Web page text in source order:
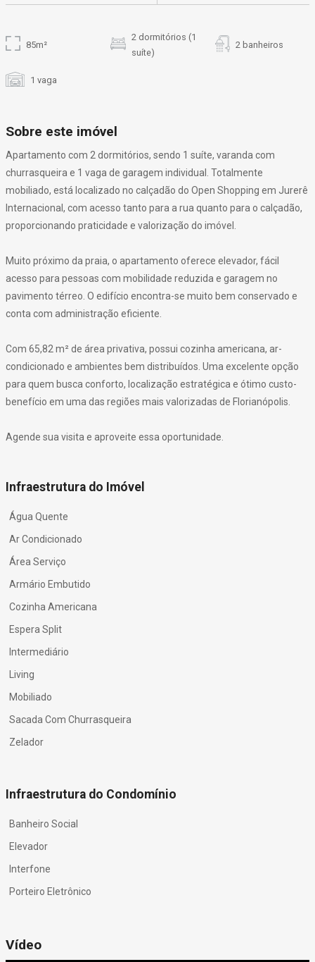
85m²
2 dormitórios (1
suíte)
2 banheiros
1 vaga
Sobre este imóvel
Apartamento com 2 dormitórios, sendo 1 suíte, varanda com
churrasqueira e 1 vaga de garagem individual. Totalmente
mobiliado, está localizado no calçadão do Open Shopping em Jurerê
Internacional, com acesso tanto para a rua quanto para o calçadão,
proporcionando praticidade e valorização do imóvel.
Muito próximo da praia, o apartamento oferece elevador, fácil
acesso para pessoas com mobilidade reduzida e garagem no
pavimento térreo. O edifício encontra-se muito bem conservado e
conta com administração eficiente.
Com 65,82 m² de área privativa, possui cozinha americana, ar-
condicionado e ambientes bem distribuídos. Uma excelente opção
para quem busca conforto, localização estratégica e ótimo custo-
benefício em uma das regiões mais valorizadas de Florianópolis.
Agende sua visita e aproveite essa oportunidade.
Infraestrutura do Imóvel
Água Quente
Ar Condicionado
Área Serviço
Armário Embutido
Cozinha Americana
Espera Split
Intermediário
Living
Mobiliado
Sacada Com Churrasqueira
Zelador
Infraestrutura do Condomínio
Banheiro Social
Elevador
Interfone
Porteiro Eletrônico
Vídeo